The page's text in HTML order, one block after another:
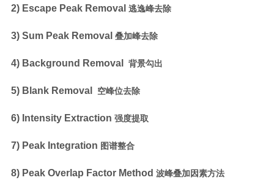
2) Escape Peak Removal 逃逸峰去除
3) Sum Peak Removal 叠加峰去除
4) Background Removal 背景勾出
5) Blank Removal 空峰位去除
6) Intensity Extraction 强度提取
7) Peak Integration 图谱整合
8) Peak Overlap Factor Method 波峰叠加因素方法